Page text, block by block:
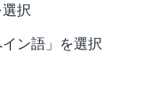
択
ン語」を選択